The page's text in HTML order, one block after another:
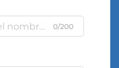
0/200